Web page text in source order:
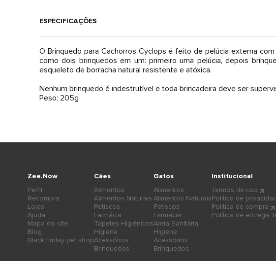
ESPECIFICAÇÕES
O Brinquedo para Cachorros Cyclops é feito de pelúcia externa
como dois brinquedos em um: primeiro uma pelúcia, depois
esqueleto de borracha natural resistente e atóxica.
Nenhum brinquedo é indestrutível e toda brincadeira deve ser
Peso: 205g
Cães
Alimentos
Alimentos Naturais
Petiscos
Farmácia
Tapetes Higiênicos
Higiene
Acessórios
Brinquedos
Gatos
Alimentos
Alimentos Naturais
Petiscos
Farmácia
Areia Sanitária
Higiene
Acessórios
Brinquedos
Zee.Now
Perfil
Recompra
Lojas
Ajuda
Mapa do site
Blog
Black Friday pet shop
Institucional
Termos de uso
Política de
Política de compra
Política de entrega,